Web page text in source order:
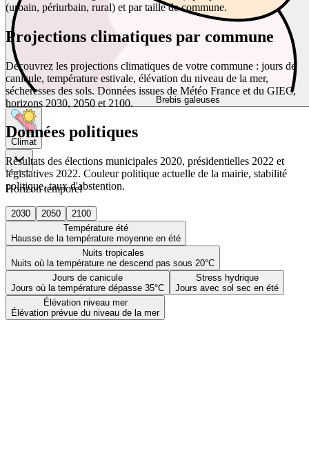
Brebis galeuses
Climat
Horizon temporel
2030 2050
2100
Température été
Hausse de la température moyenne en été
Nuits tropicales
Nuits où la température ne descend pas sous 20°C
Jours de canicule
Jours où la température dépasse 35°C
Stress hydrique
Jours avec sol sec en été
Élévation niveau mer
Élévation prévue du niveau de la mer
(urbain, périurbain, rural) et par taille de commune.
Projections climatiques par commune
Découvrez les projections climatiques de votre commune : jours de
canicule, température estivale, élévation du niveau de la mer,
sécheresses des sols. Données issues de Météo France et du GIEC,
horizons 2030, 2050 et 2100.
Données politiques
Résultats des élections municipales 2020, présidentielles 2022 et
législatives 2022. Couleur politique actuelle de la mairie, stabilité
politique, taux d'abstention.